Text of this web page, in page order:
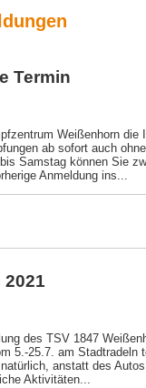
Termin
Weißenhorn die
ab sofort auch
Samstag können Sie
Anmeldung ins...
des TSV 1847
5.-25.7. am Stadtradeln
anstatt des
Aktivitäten...